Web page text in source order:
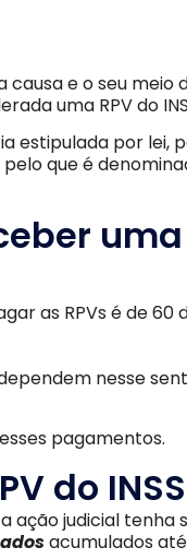
causa e o seu
uma RPV do
estipulada por lei,
que é
uma
as RPVs é de 60
nesse
pagamentos.
do
ação judicial tenha
acumulados